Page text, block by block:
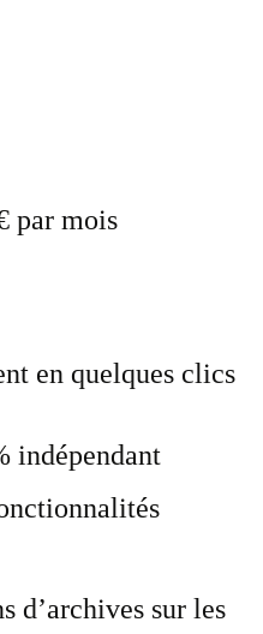
par mois
en quelques clics
indépendant
d’archives sur les